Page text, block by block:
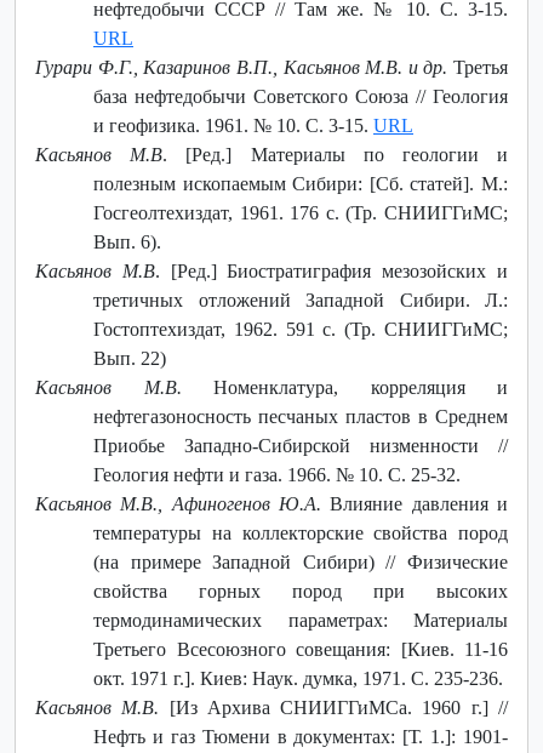
нефтедобычи СССР // Там же. № 10. С. 3-15.
URL
Гурари Ф.Г., Казаринов В.П., Касьянов М.В. и др. Третья
база нефтедобычи Советского Союза // Геология
и геофизика. 1961. № 10. С. 3-15. URL
Касьянов М.В. [Ред.] Материалы по геологии и
полезным ископаемым Сибири: [Сб. статей]. М.:
Госгеолтехиздат, 1961. 176 с. (Тр. СНИИГГиМС;
Вып. 6).
Касьянов М.В. [Ред.] Биостратиграфия мезозойских и
третичных отложений Западной Сибири. Л.:
Гостоптехиздат, 1962. 591 с. (Тр. СНИИГГиМС;
Вып. 22)
Касьянов М.В. Номенклатура, корреляция и
нефтегазоносность песчаных пластов в Среднем
Приобье Западно-Сибирской низменности //
Геология нефти и газа. 1966. № 10. С. 25-32.
Касьянов М.В., Афиногенов Ю.А.Влияние давления и
температуры на коллекторские свойства пород
(на примере Западной Сибири) // Физические
свойства горных пород при высоких
термодинамических параметрах: Материалы
Третьего Всесоюзного совещания: [Киев. 11-16
окт. 1971 г.]. Киев: Наук. думка, 1971. С. 235-236.
Касьянов М.В. [Из Архива СНИИГГиМСа. 1960 г.] //
Нефть и газ Тюмени в документах: [Т. 1.]: 1901-